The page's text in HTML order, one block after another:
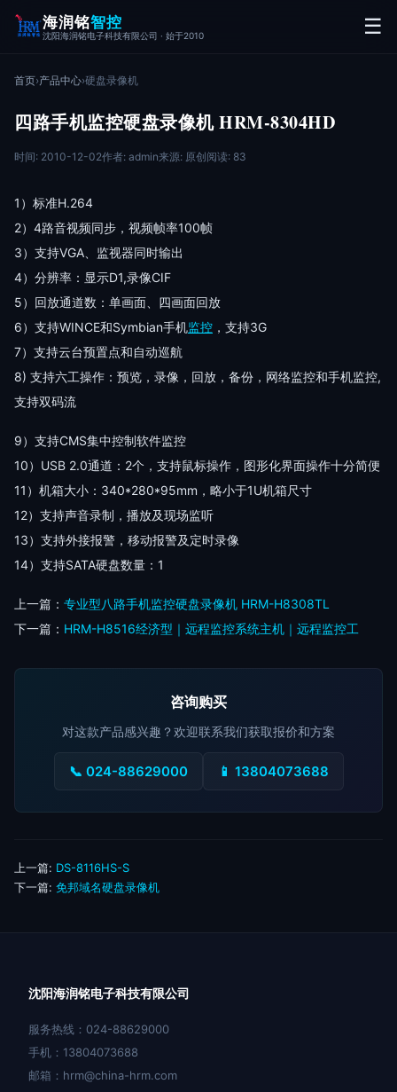
海润铭智控
沈阳海润铭电子科技有限公司 · 始于2010 ☰
首页›产品中心›硬盘录像机
四路手机监控硬盘录像机 HRM-8304HD
时间: 2010-12-02作者: admin来源: 原创阅读: 83
1）标准H.264
2）4路音视频同步，视频帧率100帧
3）支持VGA、监视器同时输出
4）分辨率：显示D1,录像CIF
5）回放通道数：单画面、四画面回放
6）支持WINCE和Symbian手机监控 ，支持3G
7）支持云台预置点和自动巡航
8) 支持六工操作：预览，录像，回放，备份，网络监控和手机监控,
支持双码流
9）支持CMS集中控制软件监控
10）USB 2.0通道：2个，支持鼠标操作，图形化界面操作十分简便
11）机箱大小：340*280*95mm，略小于1U机箱尺寸
12）支持声音录制，播放及现场监听
13）支持外接报警，移动报警及定时录像
14）支持SATA硬盘数量：1
上一篇： 专业型八路手机监控硬盘录像机 HRM-H8308TL
下一篇： HRM-H8516经济型｜远程监控系统主机｜远程监控工
咨询购买
对这款产品感兴趣？欢迎联系我们获取报价和方案
📞 024-88629000 📱 13804073688
上一篇: DS-8116HS-S
下一篇: 免邦域名硬盘录像机
沈阳海润铭电子科技有限公司
服务热线：024-88629000
手机：13804073688
邮箱：hrm@china-hrm.com